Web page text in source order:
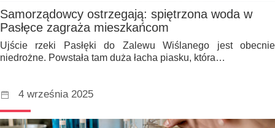
Samorządowcy ostrzegają: spiętrzona woda w
Pasłęce zagraża mieszkańcom
Ujście rzeki Pasłęki do Zalewu Wiślanego jest obecnie
niedrożne. Powstała tam duża łacha piasku, która…
4 września 2025